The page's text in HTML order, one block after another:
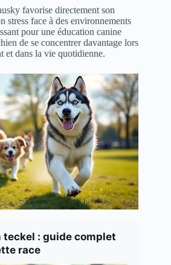
favorise directement son
stress face à des environnements
pour une éducation canine
de se concentrer davantage lors
et dans la vie quotidienne.
teckel : guide complet
race